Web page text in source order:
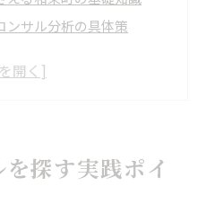
ンサル分析の具体策
がるコンサル情報網
な和束町地名表記の基本
探す実践ポイ